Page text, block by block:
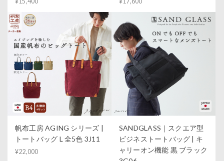
帆布工房 AGING シリーズ |
トートバッグ L 全5色 3J11
¥22,000
SANDGLASS｜スクエア型
ビジネストートバッグ | キ
ャリーオン機能 黒 ブラック